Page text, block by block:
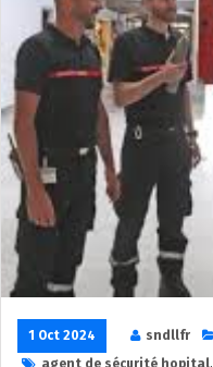
1 Oct 2024 sndllfr
agent de sécurité hopital,